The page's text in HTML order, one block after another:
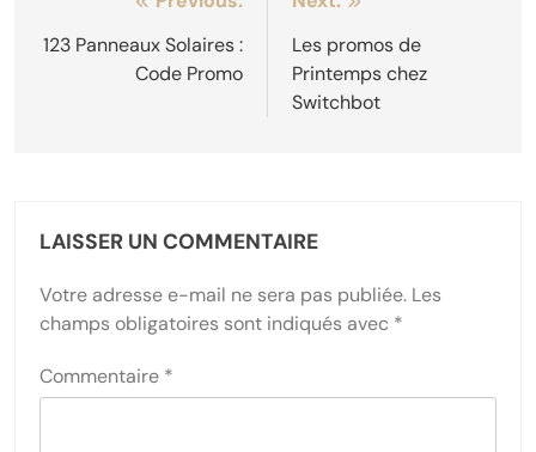
de
l’article
123 Panneaux Solaires :
Code Promo
Les promos de
Printemps chez
Switchbot
LAISSER UN COMMENTAIRE
Votre adresse e-mail ne sera pas publiée. Les
champs obligatoires sont indiqués avec *
Commentaire *